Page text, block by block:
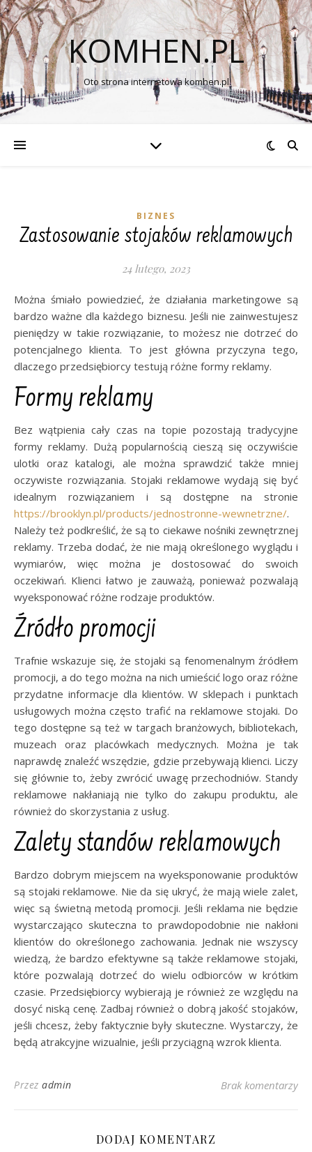
KOMHEN.PL
Oto strona internetowa komhen.pl
BIZNES
Zastosowanie stojaków reklamowych
24 lutego, 2023
Można śmiało powiedzieć, że działania marketingowe są
bardzo ważne dla każdego biznesu. Jeśli nie zainwestujesz
pieniędzy w takie rozwiązanie, to możesz nie dotrzeć do
potencjalnego klienta. To jest główna przyczyna tego,
dlaczego przedsiębiorcy testują różne formy reklamy.
Formy reklamy
Bez wątpienia cały czas na topie pozostają tradycyjne
formy reklamy. Dużą popularnością cieszą się oczywiście
ulotki oraz katalogi, ale można sprawdzić także mniej
oczywiste rozwiązania. Stojaki reklamowe wydają się być
idealnym rozwiązaniem i są dostępne na stronie
https://brooklyn.pl/products/jednostronne-wewnetrzne/.
Należy też podkreślić, że są to ciekawe nośniki zewnętrznej
reklamy. Trzeba dodać, że nie mają określonego wyglądu i
wymiarów, więc można je dostosować do swoich
oczekiwań. Klienci łatwo je zauważą, ponieważ pozwalają
wyeksponować różne rodzaje produktów.
Źródło promocji
Trafnie wskazuje się, że stojaki są fenomenalnym źródłem
promocji, a do tego można na nich umieścić logo oraz różne
przydatne informacje dla klientów. W sklepach i punktach
usługowych można często trafić na reklamowe stojaki. Do
tego dostępne są też w targach branżowych, bibliotekach,
muzeach oraz placówkach medycznych. Można je tak
naprawdę znaleźć wszędzie, gdzie przebywają klienci. Liczy
się głównie to, żeby zwrócić uwagę przechodniów. Standy
reklamowe nakłaniają nie tylko do zakupu produktu, ale
również do skorzystania z usług.
Zalety standów reklamowych
Bardzo dobrym miejscem na wyeksponowanie produktów
są stojaki reklamowe. Nie da się ukryć, że mają wiele zalet,
więc są świetną metodą promocji. Jeśli reklama nie będzie
wystarczająco skuteczna to prawdopodobnie nie nakłoni
klientów do określonego zachowania. Jednak nie wszyscy
wiedzą, że bardzo efektywne są także reklamowe stojaki,
które pozwalają dotrzeć do wielu odbiorców w krótkim
czasie. Przedsiębiorcy wybierają je również ze względu na
dosyć niską cenę. Zadbaj również o dobrą jakość stojaków,
jeśli chcesz, żeby faktycznie były skuteczne. Wystarczy, że
będą atrakcyjne wizualnie, jeśli przyciągną wzrok klienta.
Przez admin Brak komentarzy
DODAJ KOMENTARZ